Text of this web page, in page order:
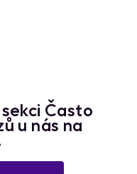
Často
u nás na